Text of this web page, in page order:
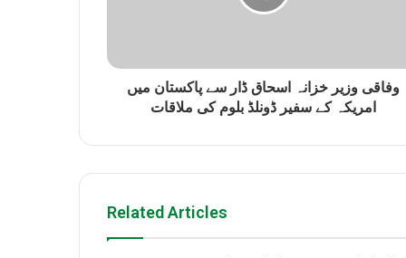
وفاقی وزیر خزانہ اسحاق ڈار سے پاکستان میں
امریکہ کے سفیر ڈونلڈ بلوم کی ملاقات
Related Articles